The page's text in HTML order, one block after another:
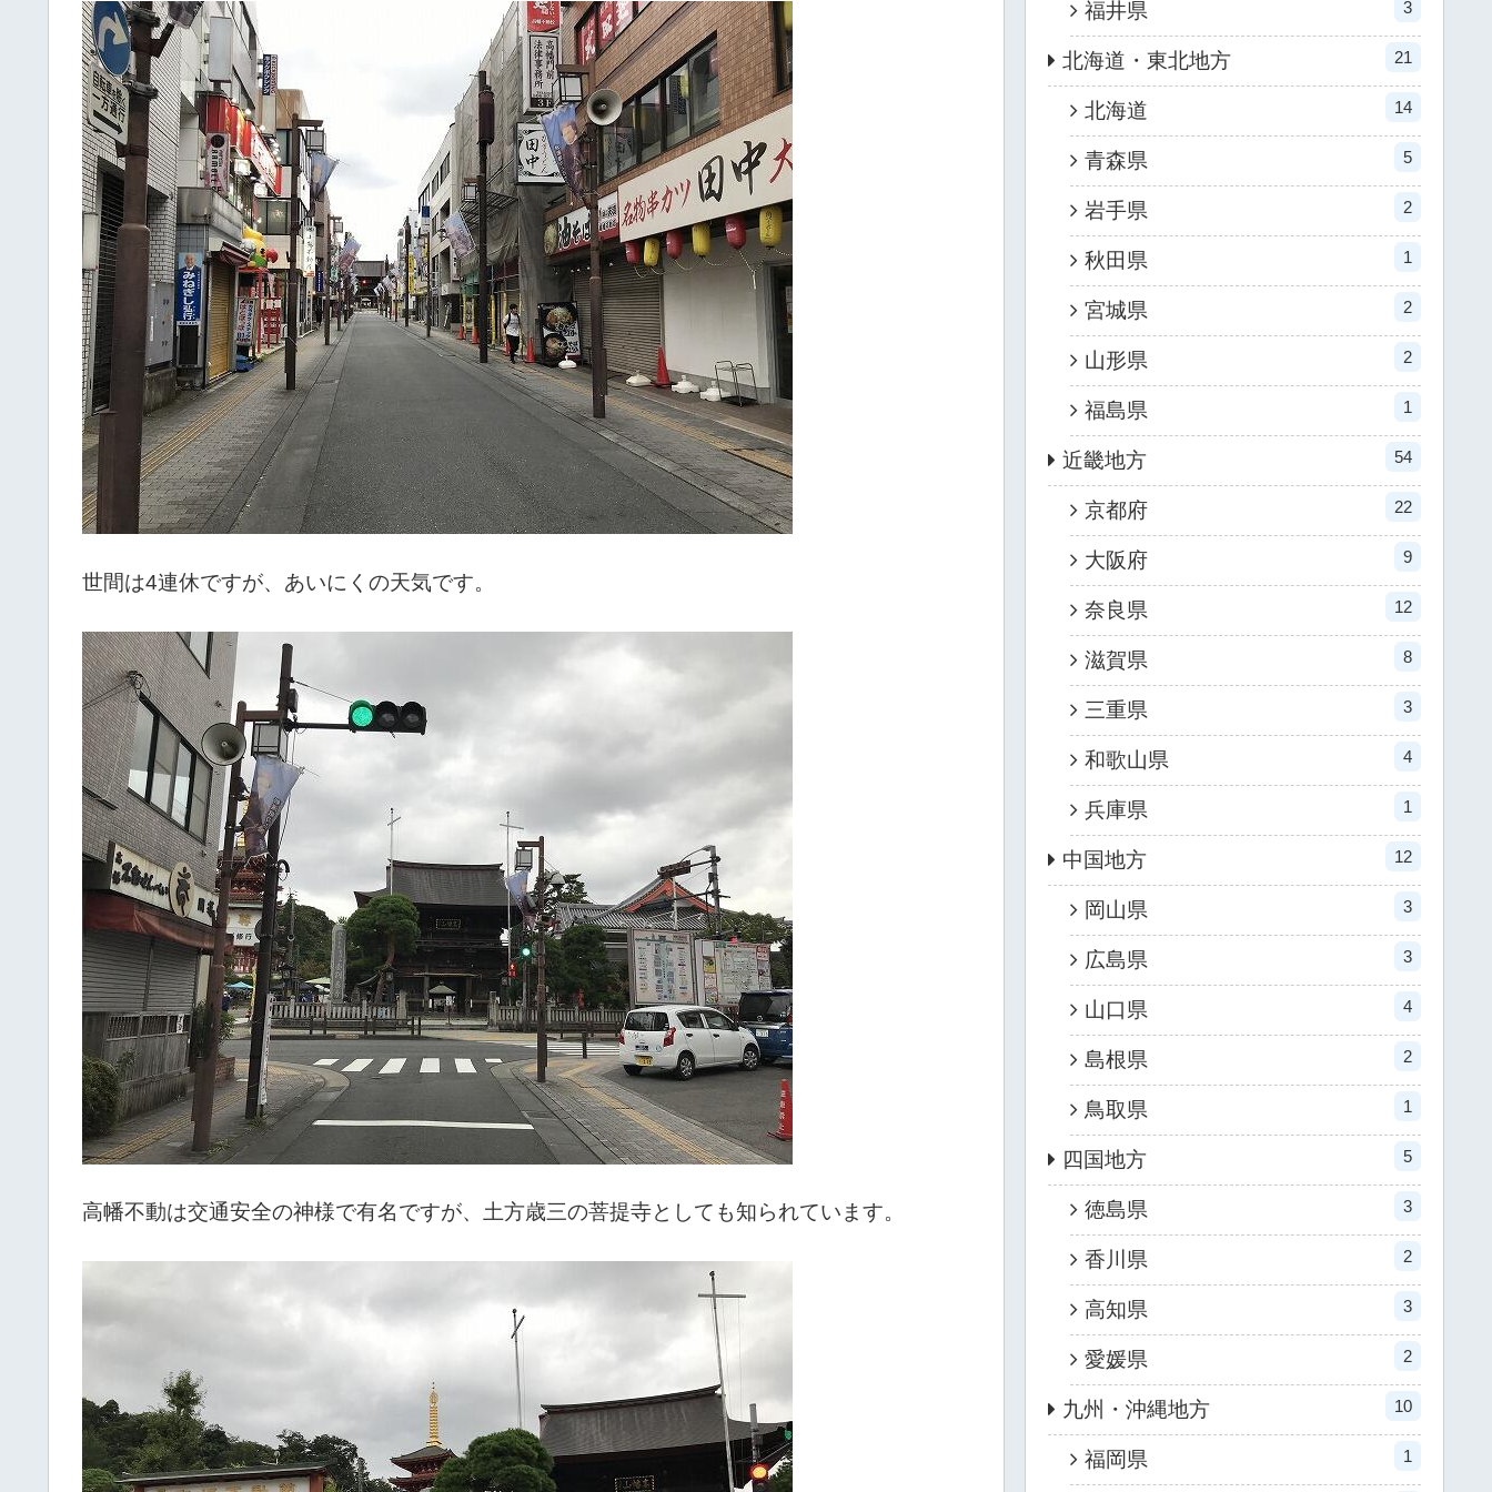
世間は4連休ですが、あいにくの天気です。
高幡不動は交通安全の神様で有名ですが、土方歳三の菩提寺としても知られています。
福井県 3
北海道・東北地方 21
北海道 14
青森県 5
岩手県 2
秋田県 1
宮城県 2
山形県 2
福島県 1
近畿地方 54
京都府 22
大阪府 9
奈良県 12
滋賀県 8
三重県 3
和歌山県 4
兵庫県 1
中国地方 12
岡山県 3
広島県 3
山口県 4
島根県 2
鳥取県 1
四国地方 5
徳島県 3
香川県 2
高知県 3
愛媛県 2
九州・沖縄地方 10
福岡県 1